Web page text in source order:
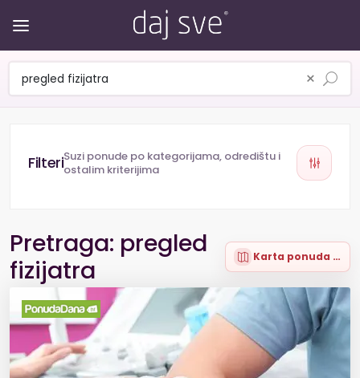
×
Suzi ponude po kategorijama, odredištu i
ostalim kriterijima
Pretraga: pregled
fizijatra
Karta ponuda (84)